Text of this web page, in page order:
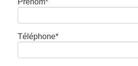
Téléphone*